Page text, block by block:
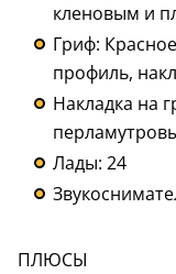
кленовым и
Гриф:
профиль,
Накладка на
Лады: 24
ПЛЮСЫ